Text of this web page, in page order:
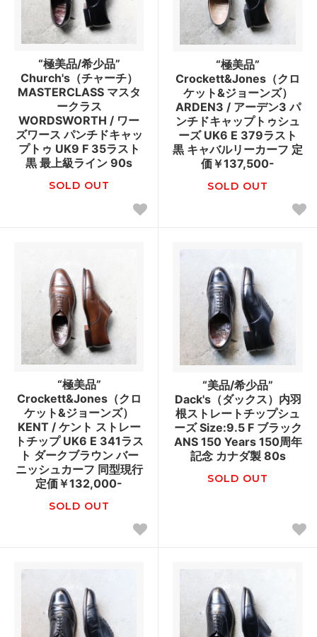
“極美品/希少品”
Church's（チャーチ）
MASTERCLASS マスタ
ークラス
WORDSWORTH / ワー
ズワース パンチドキャッ
プトゥ UK9 F 35ラスト
黒 最上級ライン 90s
SOLD OUT
“極美品”
Crockett&Jones（クロ
ケット&ジョーンズ）
ARDEN3 / アーデン3 パ
ンチドキャップトゥシュ
ーズ UK6 E 379ラスト
黒 キャバルリーカーフ 定
価￥137,500-
SOLD OUT
“極美品”
Crockett&Jones（クロ
ケット&ジョーンズ）
KENT / ケント ストレー
トチップ UK6 E 341ラス
ト ダークブラウン バー
ニッシュカーフ 同型現行
定価￥132,000-
SOLD OUT
“美品/希少品”
Dack's（ダックス）内羽
根ストレートチップシュ
ーズ Size:9.5 F ブラック
ANS 150 Years 150周年
記念 カナダ製 80s
SOLD OUT